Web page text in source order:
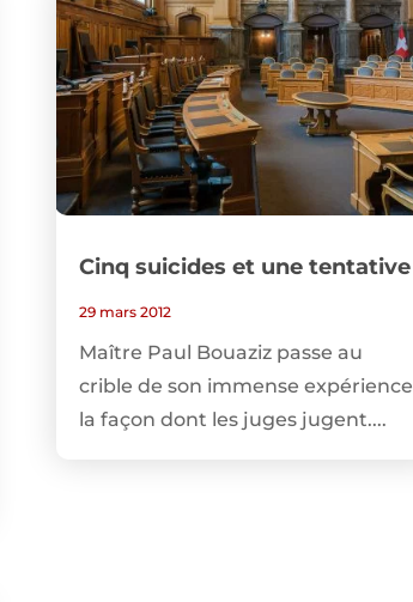
Cinq suicides et une tentative
29 mars 2012
Maître Paul Bouaziz passe au
crible de son immense expérience
la façon dont les juges jugent....